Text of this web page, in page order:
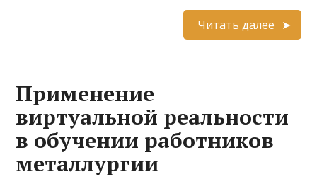
Читать далее
Применение
виртуальной реальности
в обучении работников
металлургии